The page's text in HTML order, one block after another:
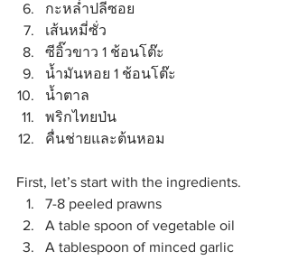
กะหล่ำปลีซอย
เส้นหมี่ซั่ว
ซีอิ๊วขาว 1 ช้อนโต๊ะ
น้ำมันหอย 1 ช้อนโต๊ะ
น้ำตาล
พริกไทยป่น
คื่นช่ายและต้นหอม
First, let’s start with the ingredients.
7-8 peeled prawns
A table spoon of vegetable oil
A tablespoon of minced garlic